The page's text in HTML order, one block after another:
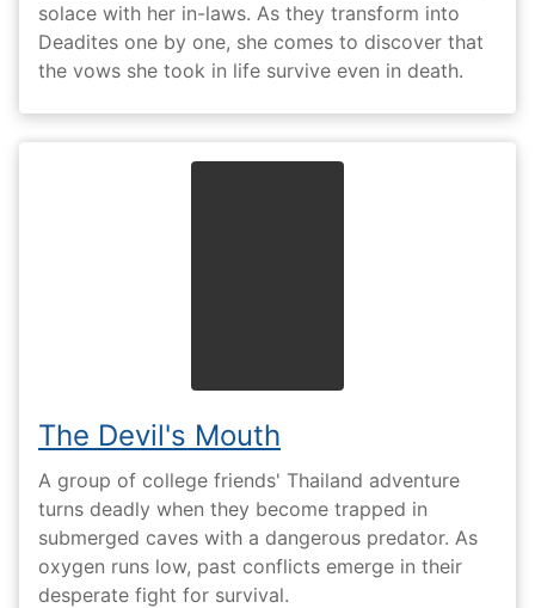
solace with her in-laws. As they transform into
Deadites one by one, she comes to discover that
the vows she took in life survive even in death.
The Devil's Mouth
A group of college friends' Thailand adventure
turns deadly when they become trapped in
submerged caves with a dangerous predator. As
oxygen runs low, past conflicts emerge in their
desperate fight for survival.